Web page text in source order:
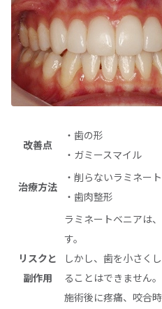
改善点
・歯の形
・ガミースマイル
治療方法
・削らないラミネー
・歯肉整形
リスクと
副作用
ラミネートベニアは
す。
しかし、歯を小さく
ることはできません。
施術後に疼痛、咬合